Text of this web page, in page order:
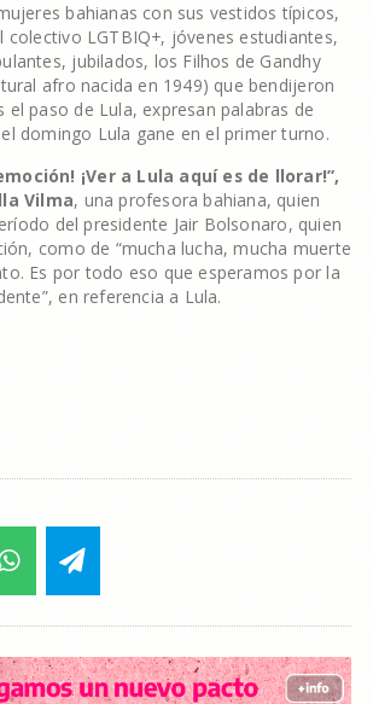
bahianas con sus vestidos típicos,
colectivo LGTBIQ+, jóvenes estudiantes,
jubilados, los Filhos de Gandhy
afro nacida en 1949) que bendijeron
el paso de Lula, expresan palabras de
domingo Lula gane en el primer turno.
¡Ver a Lula aquí es de llorar!”,
Vilma, una profesora bahiana, quien
del presidente Jair Bolsonaro, quien
como de “mucha lucha, mucha muerte
Es por todo eso que esperamos por la
en referencia a Lula.